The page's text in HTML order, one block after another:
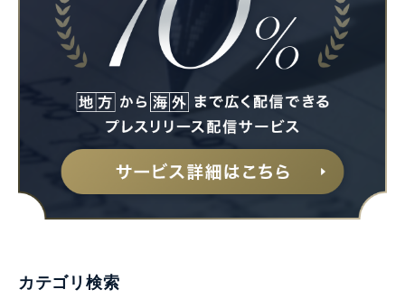
カテゴリ検索